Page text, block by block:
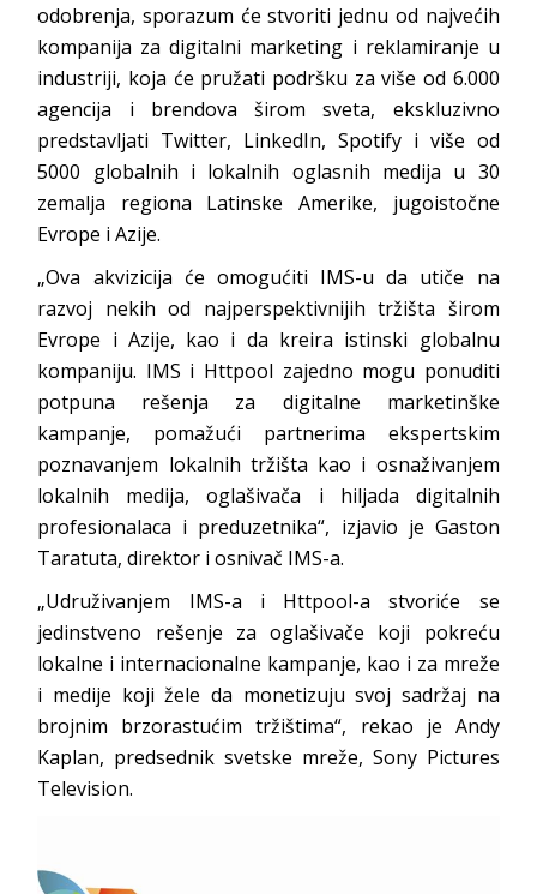
odobrenja, sporazum će stvoriti jednu od najvećih
kompanija za digitalni marketing i reklamiranje u
industriji, koja će pružati podršku za više od 6.000
agencija i brendova širom sveta, ekskluzivno
predstavljati Twitter, LinkedIn, Spotify i više od
5000 globalnih i lokalnih oglasnih medija u 30
zemalja regiona Latinske Amerike, jugoistočne
Evrope i Azije.
„Ova akvizicija će omogućiti IMS-u da utiče na
razvoj nekih od najperspektivnijih tržišta širom
Evrope i Azije, kao i da kreira istinski globalnu
kompaniju. IMS i Httpool zajedno mogu ponuditi
potpuna rešenja za digitalne marketinške
kampanje, pomažući partnerima ekspertskim
poznavanjem lokalnih tržišta kao i osnaživanjem
lokalnih medija, oglašivača i hiljada digitalnih
profesionalaca i preduzetnika“, izjavio je Gaston
Taratuta, direktor i osnivač IMS-a.
„Udruživanjem IMS-a i Httpool-a stvoriće se
jedinstveno rešenje za oglašivače koji pokreću
lokalne i internacionalne kampanje, kao i za mreže
i medije koji žele da monetizuju svoj sadržaj na
brojnim brzorastućim tržištima“, rekao je Andy
Kaplan, predsednik svetske mreže, Sony Pictures
Television.